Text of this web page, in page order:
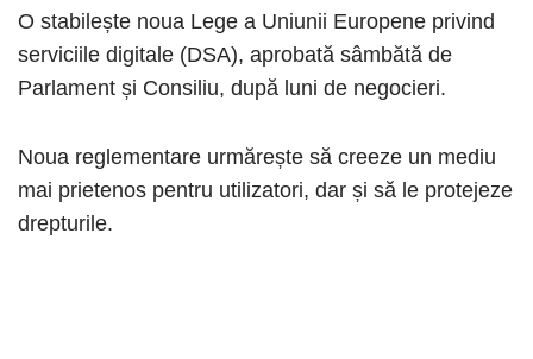
O stabilește noua Lege a Uniunii Europene privind
serviciile digitale (DSA), aprobată sâmbătă de
Parlament și Consiliu, după luni de negocieri.
Noua reglementare urmărește să creeze un mediu
mai prietenos pentru utilizatori, dar și să le protejeze
drepturile.